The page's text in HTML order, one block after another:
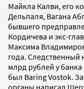
Майкла Калви, его
Дельпаля, Вагана
бывшего
Кордичева и экс-
Максима
года. Следственный
млрд рублей у
был Baring Vostok.
органы написал